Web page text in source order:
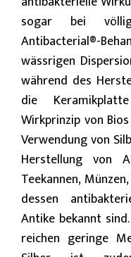
sogar bei
Antibacterial®-
wässrigen
während des
die
Wirkprinzip von
Verwendung von
Herstellung von
Teekannen,
dessen
Antike bekannt
reichen geringe